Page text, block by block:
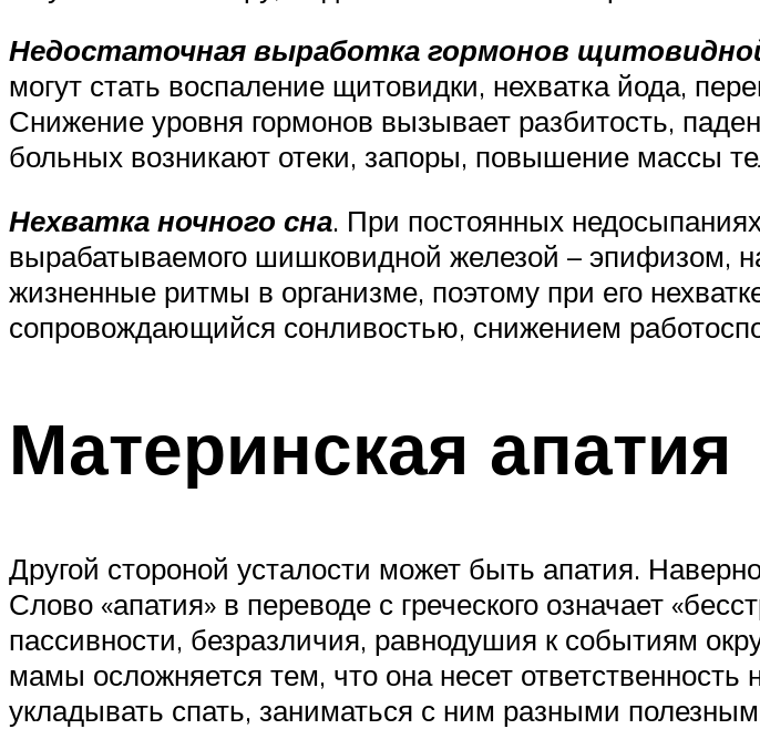
Недостаточная выработка гормонов
могут стать воспаление щитовидки, нехватка йода,
Снижение уровня гормонов вызывает разбитость,
больных возникают отеки, запоры, повышение массы
Нехватка ночного сна. При постоянных
вырабатываемого шишковидной железой – эпифизом,
жизненные ритмы в организме, поэтому при его
сопровождающийся сонливостью, снижением
Материнская апатия
Другой стороной усталости может быть апатия.
Слово «апатия» в переводе с греческого означает
пассивности, безразличия, равнодушия к событиям
мамы осложняется тем, что она несет ответственность
укладывать спать, заниматься с ним разными